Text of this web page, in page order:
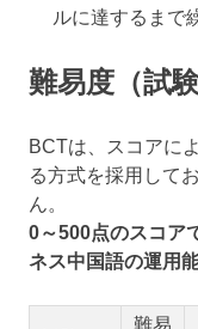
ルに達するまで
難易度（試
BCTは、スコアに
る方式を採用して
ん。
0～500点のスコア
ネス中国語の運用
難易